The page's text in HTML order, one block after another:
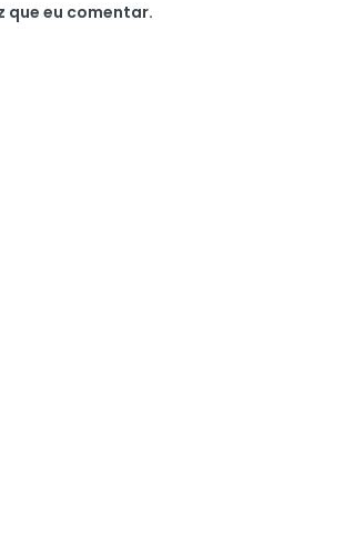
que eu comentar.